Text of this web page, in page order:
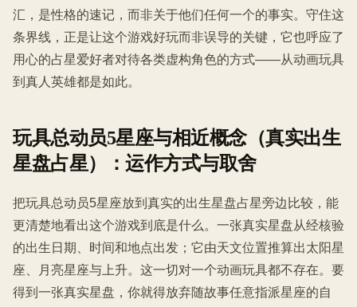
汇，是性格的速记，而非关于他们任何一个的事实。守住这
条界线，正是让这个游戏好玩而非误导的关键，它也呼应了
用心的占星爱好者对待各类虚构角色的方式——从动画玩具
到真人英雄都是如此。
玩具总动员5星座与相近概念（真实出生
星盘占星）：运作方式与取舍
把玩具总动员5星座放到真实的出生星盘占星旁边比较，能
更清楚地看出这个游戏到底是什么。一张真实星盘从经核验
的出生日期、时间和地点出发；它由天文位置推算出太阳星
座、月亮星座与上升。这一切对一个动画玩具都不存在。要
得到一张真实星盘，你就得放弃随故事任意指派星座的自